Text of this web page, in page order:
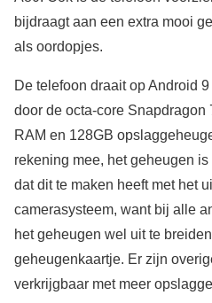
bijdraagt aan een extra mooi
als oordopjes.
De telefoon draait op Android
door de octa-core Snapdragon
RAM en 128GB
rekening mee, het geheugen
dat dit te maken heeft met het
camerasysteem, want bij alle
het geheugen wel uit te
geheugenkaartje. Er zijn
verkrijgbaar met meer